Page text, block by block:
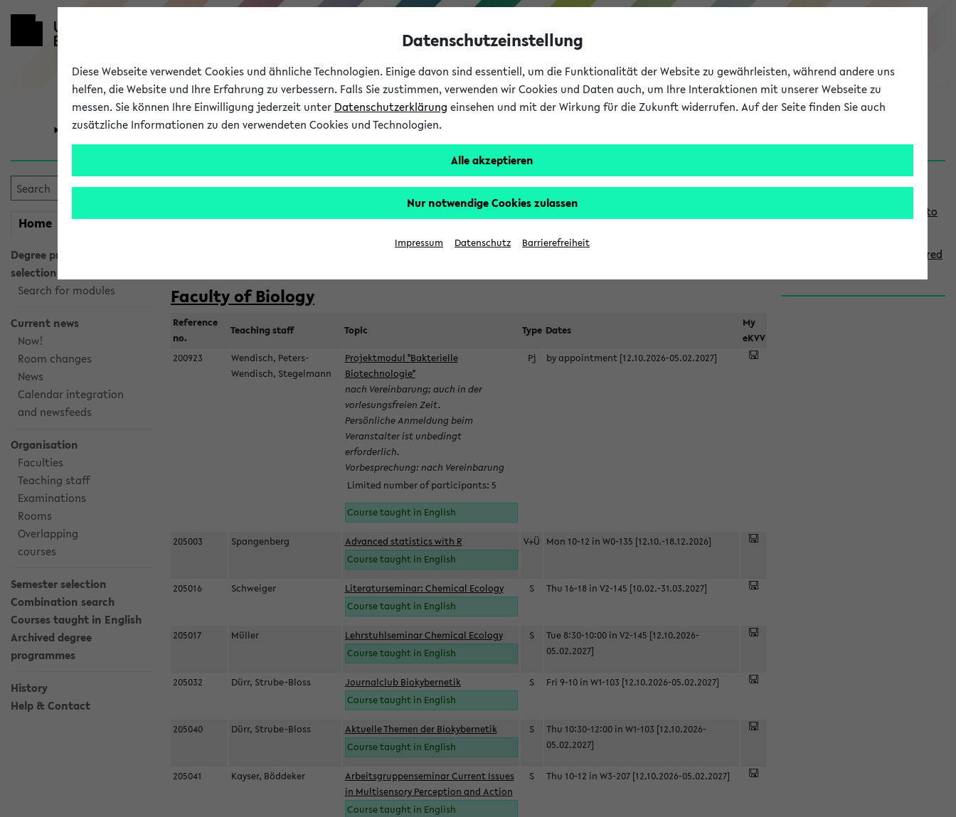
eKVV
University Research Studies
Home myeKVV
Degree programme
selection
Search for modules
Current news
Now!
Room changes
News
Calendar integration
and newsfeeds
Organisation
Faculties
Teaching staff
Examinations
Rooms
Overlapping
courses
Semester selection
Combination search
Courses taught in English
Archived degree
programmes
History
Help & Contact
Courses taught in English
Semester:
Faculty of Biology
Reference
no.
Teaching staff Topic Type Dates
My
eKVV
200923
Wendisch, Peters-
Wendisch, Stegelmann
Projektmodul "Bakterielle
Biotechnologie"
nach Vereinbarung; auch in der
vorlesungsfreien Zeit.
Persönliche Anmeldung beim
Veranstalter ist unbedingt
erforderlich.
Vorbesprechung: nach Vereinbarung
Limited number of participants: 5
Course taught in English
Pj by appointment [12.10.2026-05.02.2027]
205003 Spangenberg
Advanced statistics with R
Course taught in English
V+Ü Mon 10-12 in W0-135 [12.10.-18.12.2026]
205016 Schweiger
Literaturseminar: Chemical Ecology
Course taught in English
S Thu 16-18 in V2-145 [10.02.-31.03.2027]
205017 Müller
Lehrstuhlseminar Chemical Ecology
Course taught in English
S
Tue 8:30-10:00 in V2-145 [12.10.2026-
05.02.2027]
205032 Dürr, Strube-Bloss
Journalclub Biokybernetik
Course taught in English
S Fri 9-10 in W1-103 [12.10.2026-05.02.2027]
205040 Dürr, Strube-Bloss
Aktuelle Themen der Biokybernetik
Course taught in English
S
Thu 10:30-12:00 in W1-103 [12.10.2026-
05.02.2027]
205041 Kayser, Böddeker
Arbeitsgruppenseminar Current Issues
in Multisensory Perception and Action
Course taught in English
S Thu 10-12 in W3-207 [12.10.2026-05.02.2027]
S
d
Links
Use the combination search to
How to indicate courses offered
Datenschutzeinstellung
Diese Webseite verwendet Cookies und ähnliche Technologien. Einige davon sind essentiell, um die Funktionalität der Website zu gewährleisten, während andere uns
helfen, die Website und Ihre Erfahrung zu verbessern. Falls Sie zustimmen, verwenden wir Cookies und Daten auch, um Ihre Interaktionen mit unserer Webseite zu
messen. Sie können Ihre Einwilligung jederzeit unter Datenschutzerklärung einsehen und mit der Wirkung für die Zukunft widerrufen. Auf der Seite finden Sie auch
zusätzliche Informationen zu den verwendeten Cookies und Technologien.
Alle akzeptieren
Nur notwendige Cookies zulassen
Impressum Datenschutz Barrierefreiheit